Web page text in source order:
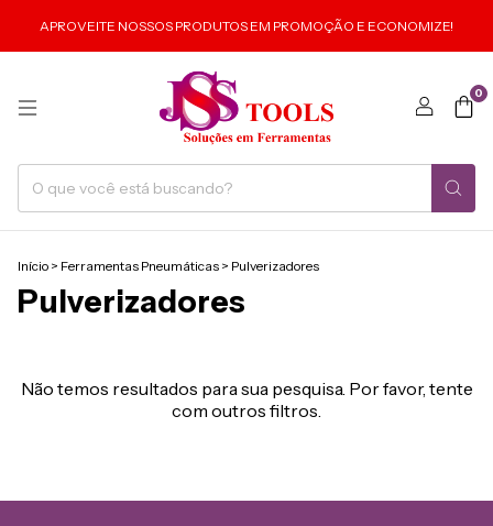
APROVEITE NOSSOS PRODUTOS EM PROMOÇÃO E ECONOMIZE!
0
Início > Ferramentas Pneumáticas > Pulverizadores
Pulverizadores
Não temos resultados para sua pesquisa. Por favor, tente
com outros filtros.